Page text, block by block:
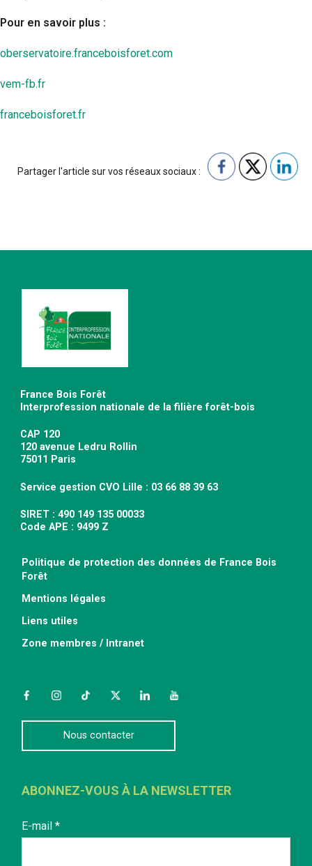
Pour en savoir plus :
oberservatoire.franceboisforet.com
vem-fb.fr
franceboisforet.fr
Partager l'article sur vos réseaux sociaux :
France Bois Forêt
Interprofession nationale de la filière forêt-bois
CAP 120
120 avenue Ledru Rollin
75011 Paris
Service gestion CVO Lille : 03 66 88 39 63
SIRET : 490 149 135 00033
Code APE : 9499 Z
Politique de protection des données de France Bois
Forêt
Mentions légales
Liens utiles
Zone membres / Intranet
FacebookInstagramTikTokTwitterLinkedInYouTube
Nous contacter
ABONNEZ-VOUS À LA NEWSLETTER
E-mail *